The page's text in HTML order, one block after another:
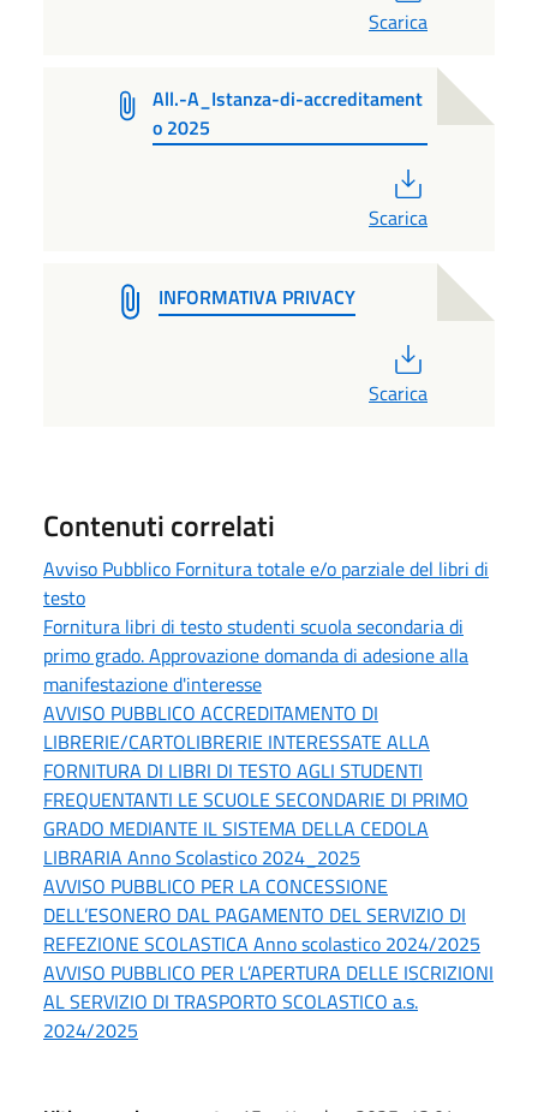
Scarica
All.-A_Istanza-di-accreditament
o 2025
Scarica
INFORMATIVA PRIVACY
Scarica
Contenuti correlati
Avviso Pubblico Fornitura totale e/o parziale del libri di
testo
Fornitura libri di testo studenti scuola secondaria di
primo grado. Approvazione domanda di adesione alla
manifestazione d'interesse
AVVISO PUBBLICO ACCREDITAMENTO DI
LIBRERIE/CARTOLIBRERIE INTERESSATE ALLA
FORNITURA DI LIBRI DI TESTO AGLI STUDENTI
FREQUENTANTI LE SCUOLE SECONDARIE DI PRIMO
GRADO MEDIANTE IL SISTEMA DELLA CEDOLA
LIBRARIA Anno Scolastico 2024_2025
AVVISO PUBBLICO PER LA CONCESSIONE
DELL’ESONERO DAL PAGAMENTO DEL SERVIZIO DI
REFEZIONE SCOLASTICA Anno scolastico 2024/2025
AVVISO PUBBLICO PER L’APERTURA DELLE ISCRIZIONI
AL SERVIZIO DI TRASPORTO SCOLASTICO a.s.
2024/2025